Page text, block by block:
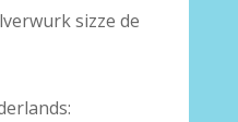
sizze de